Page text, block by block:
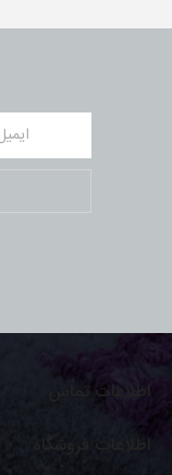
اطلاعات تماس
اطلاعات فروشگاه